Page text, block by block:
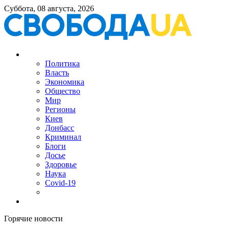
Суббота, 08 августа, 2026
Политика
Власть
Экономика
Общество
Мир
Регионы
Киев
Донбасс
Криминал
Блоги
Досье
Здоровье
Наука
Covid-19
Горячие новости